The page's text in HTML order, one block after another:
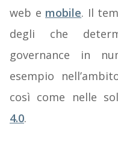
web e mobile. Il
degli che
governance in
esempio
così come nelle
4.0.